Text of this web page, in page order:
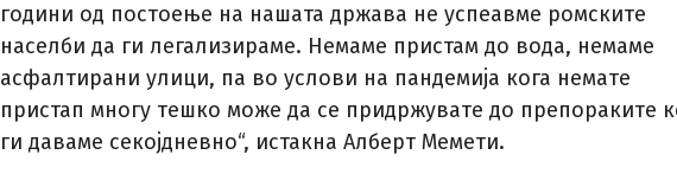
години од постоење на нашата држава не успеавме ромските
населби да ги легализираме. Немаме пристам до вода, немаме
асфалтирани улици, па во услови на пандемија кога немате
пристап многу тешко може да се придржувате до препораките
ги даваме секојдневно“, истакна Алберт Мемети.